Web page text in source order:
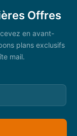
Offres
en avant-
plans exclusifs
mail.